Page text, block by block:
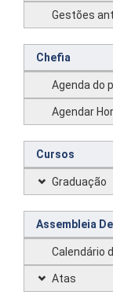
Gestões
Chefia
Agenda do
Agendar
Cursos
Graduação
Assembleia
Calendário
Atas